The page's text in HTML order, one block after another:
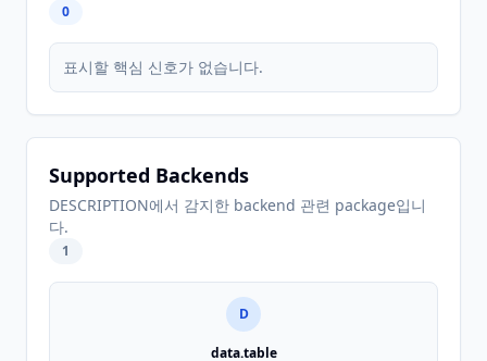
0
표시할 핵심 신호가 없습니다.
Supported Backends
DESCRIPTION에서 감지한 backend 관련 package입니
다.
1
D
data.table